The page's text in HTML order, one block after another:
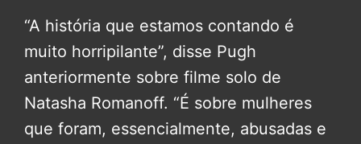
“A história que estamos contando é
muito horripilante”, disse Pugh
anteriormente sobre filme solo de
Natasha Romanoff. “É sobre mulheres
que foram, essencialmente, abusadas e